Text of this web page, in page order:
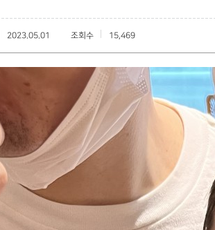
2023.05.01 조회수 15,469